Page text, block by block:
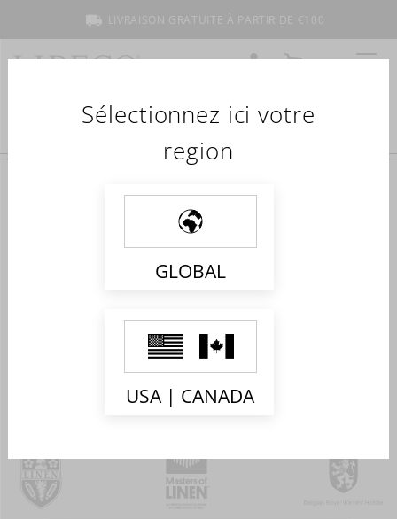
Sélectionnez ici votre
region
GLOBAL
USA | CANADA
LIVRAISON GRATUITE À PARTIR DE €100
MARLOWE
Shop the collection
Impossible de trouver des produits correspondant à votre